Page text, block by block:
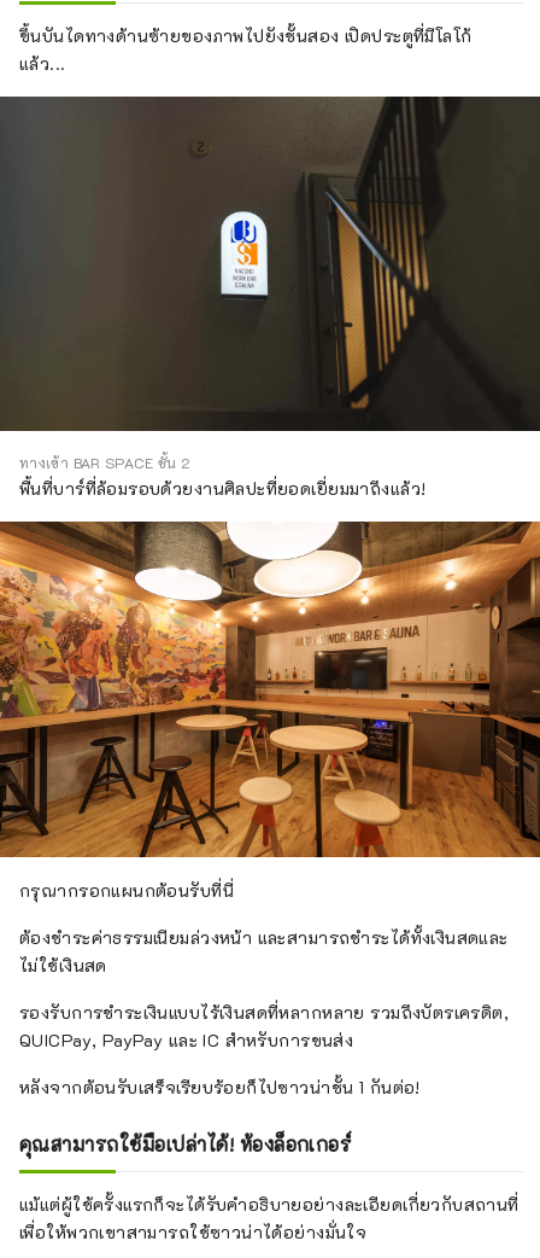
ขึ้นบันไดทางด้านซ้ายของภาพไปยังชั้นสอง เปิดประตูที่มีโลโก้
แล้ว...
ทางเข้า BAR SPACE ชั้น 2
พื้นที่บาร์ที่ล้อมรอบด้วยงานศิลปะที่ยอดเยี่ยมมาถึงแล้ว!
กรุณากรอกแผนกต้อนรับที่นี่
ต้องชำระค่าธรรมเนียมล่วงหน้า และสามารถชำระได้ทั้งเงินสดและ
ไม่ใช้เงินสด
รองรับการชำระเงินแบบไร้เงินสดที่หลากหลาย รวมถึงบัตรเครดิต,
QUICPay, PayPay และ IC สำหรับการขนส่ง
หลังจากต้อนรับเสร็จเรียบร้อยก็ไปซาวน่าชั้น 1 กันต่อ!
คุณสามารถใช้มือเปล่าได้! ห้องล็อกเกอร์
แม้แต่ผู้ใช้ครั้งแรกก็จะได้รับคำอธิบายอย่างละเอียดเกี่ยวกับสถานที่
เพื่อให้พวกเขาสามารถใช้ซาวน่าได้อย่างมั่นใจ